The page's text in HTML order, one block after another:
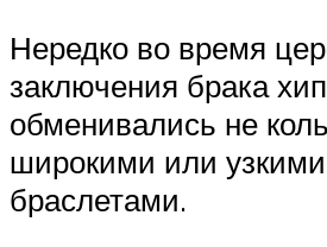
Нередко во время
заключения брака
обменивались не
широкими или
браслетами.